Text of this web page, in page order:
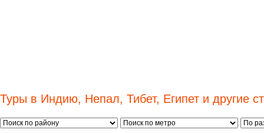
Туры в Индию, Непал, Тибет, Египет и другие